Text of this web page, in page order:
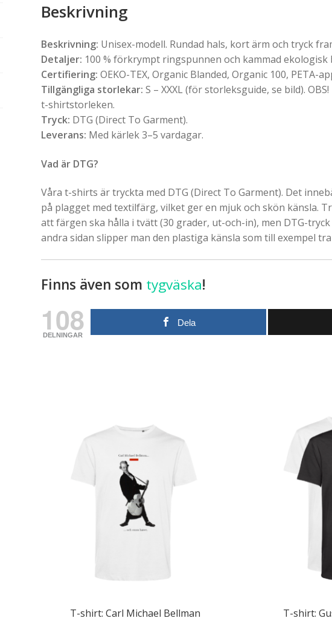
Beskrivning
Beskrivning: Unisex-modell. Rundad hals, kort ärm och tryck
Detaljer: 100 % förkrympt ringspunnen och kammad ekologisk
Certifiering: OEKO-TEX, Organic Blanded, Organic 100, PETA-
Tillgängliga storlekar: S – XXXL (för storleksguide, se bild).
t-shirtstorleken.
Tryck: DTG (Direct To Garment).
Leverans: Med kärlek 3–5 vardagar.
Vad är DTG?
Våra t-shirts är tryckta med DTG (Direct To Garment). Det
på plagget med textilfärg, vilket ger en mjuk och skön känsla.
att färgen ska hålla i tvätt (30 grader, ut-och-in), men DTG-
andra sidan slipper man den plastiga känsla som till exempel
Finns även som tygväska!
108
DELNINGAR
Dela
T-shirt: Carl Michael Bellman T-shirt: